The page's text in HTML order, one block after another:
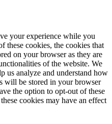
your experience while you
these cookies, the cookies that
on your browser as they are
of the website. We
us analyze and understand how
will be stored in your browser
the option to opt-out of these
cookies may have an effect